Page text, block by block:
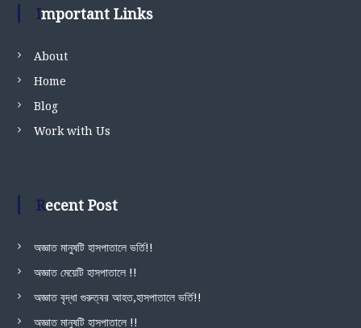
Important Links
About
Home
Blog
Work with Us
Recent Post
অজ্ঞাত মানুষটি হাসপাতালে ভর্তি!!
অজ্ঞাত মেয়েটি হাসপাতালে !!
অজ্ঞাত বৃদ্ধা গুরুত্বর আহত,হাসপাতালে ভর্তি!!
অজ্ঞাত মানুষটি হাসপাতালে !!